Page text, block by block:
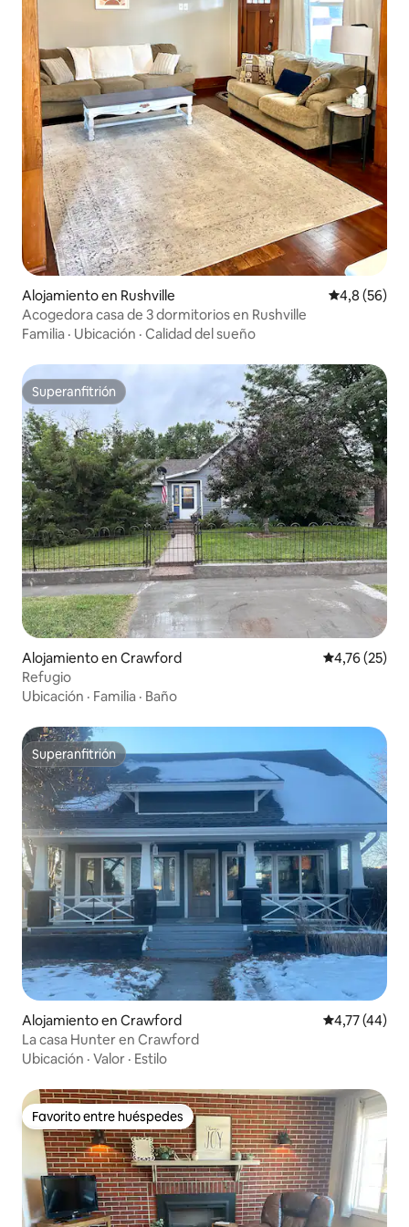
Alojamiento en Rushville Calificación
4,8 (56)
Acogedora casa de 3 dormitorios en Rushville
Familia · Ubicación · Calidad del sueño
Superanfitrión
Superanfitrión
Alojamiento en Crawford Calificación
4,76 (25)
Refugio
Ubicación · Familia · Baño
Superanfitrión
Superanfitrión
Alojamiento en Crawford Calificación
4,77 (44)
La casa Hunter en Crawford
Ubicación · Valor · Estilo
Favorito entre huéspedes
Favorito entre huéspedes